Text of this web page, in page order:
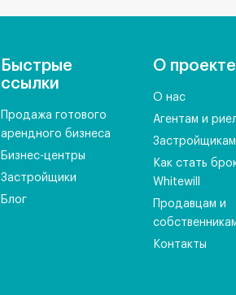
Быстрые
ссылки
Продажа готового
арендного бизнеса
Бизнес-центры
Застройщики
Блог
О проекте
О нас
Агентам и
Застройщикам
Как стать
Whitewill
Продавцам и
Контакты